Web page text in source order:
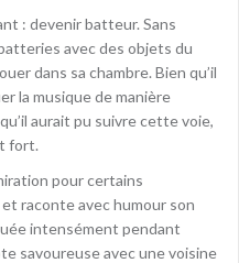
: devenir batteur. Sans
avec des objets du
dans sa chambre. Bien qu’il
la musique de manière
aurait pu suivre cette voie,
fort.
pour certains
raconte avec humour son
intensément pendant
savoureuse avec une voisine